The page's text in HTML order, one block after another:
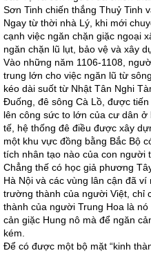
Sơn Tinh chiến thắng Thuỷ Tinh
Ngay từ thời nhà Lý, khi mới
cạnh việc ngăn chặn giặc ngoại
ngăn chặn lũ lụt, bảo vệ và xây
Vào những năm 1106-1108,
trung lớn cho việc ngăn lũ từ
kéo dài suốt từ Nhật Tân Nghi
Đuống, đê sông Cà Lồ, được
lên công sức to lớn của cư dân
tế, hệ thống đê điều được xây
một khu vực đồng bằng Bắc Bộ
tích nhân tạo nào của con người
Chẳng thế có học giả phương
Hà Nội và các vùng lân cận đã
trường thành của người Việt, chỉ
thành của người Trung Hoa là
cản giặc Hung nô mà để ngăn
kém.
Để có được một bộ mặt “kinh